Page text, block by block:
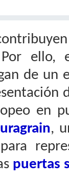
ello,
de un
en
,
puertas